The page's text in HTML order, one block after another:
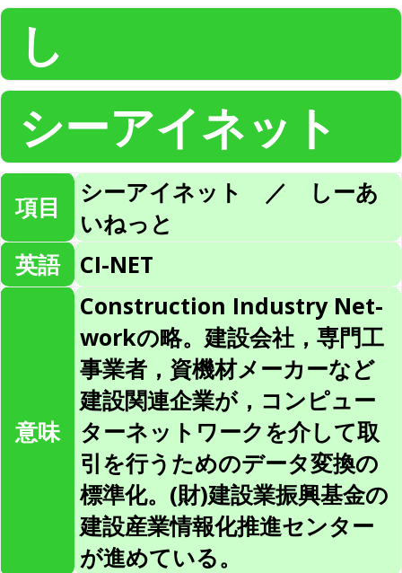
し
シーアイネット
項目
シーアイネット ／ しーあ
いねっと
英語
CI-NET
意味
Construction Industry Net-
workの略。建設会社，専門工
事業者，資機材メーカーなど
建設関連企業が，コンピュー
ターネットワークを介して取
引を行うためのデータ変換の
標準化。(財)建設業振興基金の
建設産業情報化推進センター
が進めている。